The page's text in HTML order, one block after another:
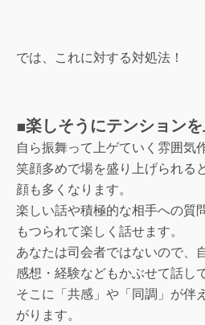
では、これに対する対処法！
■楽しそうにテンションを
自ら振舞って上ゲていく雰囲気
笑顔多めで場を盛り上げられる
顔も多くなります。
楽しい話や積極的な相手への質
もつられて楽しく話せます。
あなたは司会者ではないので、
感想・経験などもかぶせて話し
そこに「共感」や「同調」が伴
がります。